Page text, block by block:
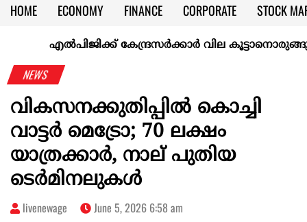
HOME ECONOMY FINANCE CORPORATE
STOCK
CALENDAR
KERALA @70
എല്‍പിജിക്ക് കേന്ദ്രസർക്കാർ വില കൂട്ടാനൊരുങ്ങുന്നുവെന്ന്
NEWS
വികസനക്കുതിപ്പിൽ കൊച്ചി
വാട്ടർ മെട്രോ; 70 ലക്ഷം
യാത്രക്കാർ, നാല് പുതിയ
ടെർമിനലുകൾ
livenewage June 5, 2026 6:58 am